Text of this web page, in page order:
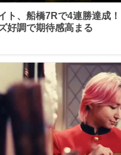
ト、船橋7Rで4連勝達成
好調で期待感高まる